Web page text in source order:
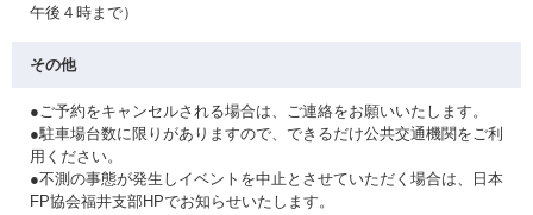
午後４時まで）
その他
●ご予約をキャンセルされる場合は、ご連絡をお願いいたします。
●駐車場台数に限りがありますので、できるだけ公共交通機関をご利
用ください。
●不測の事態が発生しイベントを中止とさせていただく場合は、日本
FP協会福井支部HPでお知らせいたします。